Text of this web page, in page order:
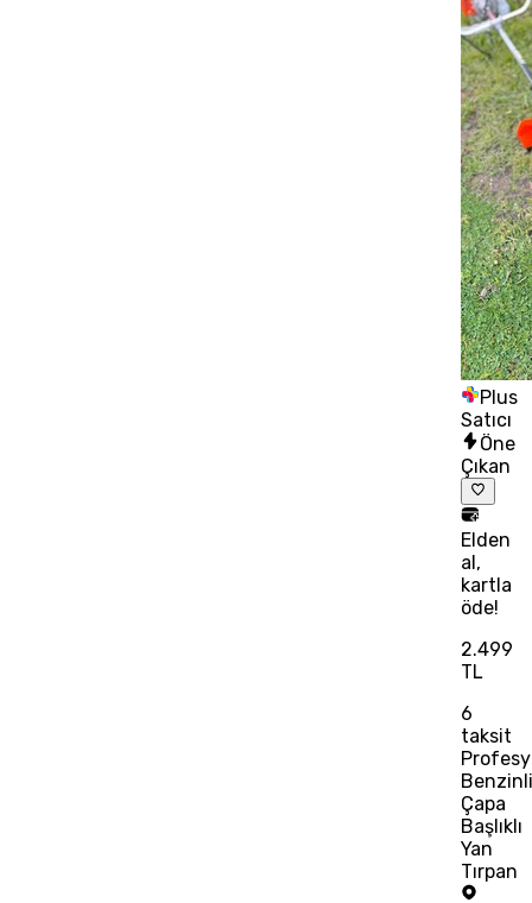
Plus
Satıcı
Öne
Çıkan
Elden
al,
kartla
öde!
2.499
TL
6
taksit
Benzinli
Çapa
Başlıklı
Yan
Tırpan